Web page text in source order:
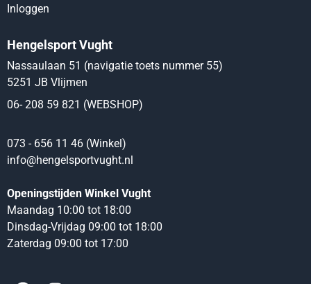
Inloggen
Hengelsport Vught
Nassaulaan 51 (navigatie toets nummer 55)
5251 JB Vlijmen
06- 208 59 821 (WEBSHOP)
073 - 656 11 46 (Winkel)
info@hengelsportvught.nl
Openingstijden Winkel Vught
Maandag 10:00 tot 18:00
Dinsdag-Vrijdag 09:00 tot 18:00
Zaterdag 09:00 tot 17:00